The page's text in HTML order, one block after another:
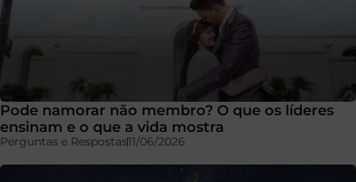
Pode namorar não membro? O que os líderes
ensinam e o que a vida mostra
Perguntas e Respostas11/06/2026